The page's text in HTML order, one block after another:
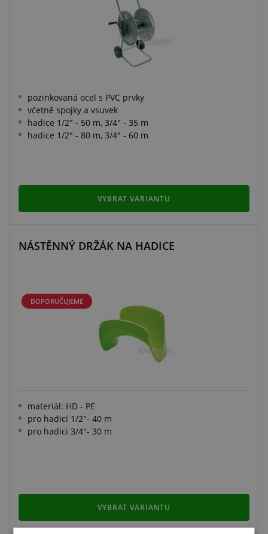
pozinkovaná ocel s PVC prvky
včetně spojky a vsuvek
hadice 1/2" - 50 m, 3/4" - 35 m
hadice 1/2" - 80 m, 3/4" - 60 m
VYBRAT VARIANTU
NÁSTĚNNÝ DRŽÁK NA HADICE
DOPORUČUJEME
materiál: HD - PE
pro hadici 1/2"- 40 m
pro hadici 3/4"- 30 m
VYBRAT VARIANTU